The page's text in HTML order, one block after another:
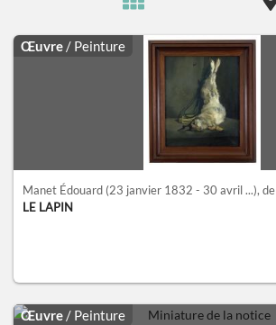
Œuvre / Peinture
Manet Édouard (23 janvier 1832 - 30 avril ...), de
LE LAPIN
Œuvre / Peinture